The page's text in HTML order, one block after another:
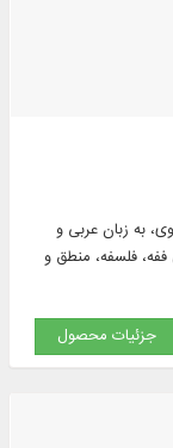
دروس حوزوی، به زبان عربی و
فلسفه، منطق و
جزئیات محصول